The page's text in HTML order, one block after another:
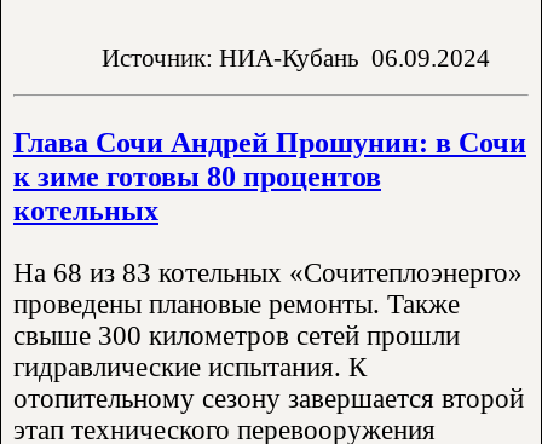
Источник: НИА-Кубань 06.09.2024
Глава Сочи Андрей Прошунин: в Сочи
к зиме готовы 80 процентов
котельных
На 68 из 83 котельных «Сочитеплоэнерго»
проведены плановые ремонты. Также
свыше 300 километров сетей прошли
гидравлические испытания. К
отопительному сезону завершается второй
этап технического перевооружения